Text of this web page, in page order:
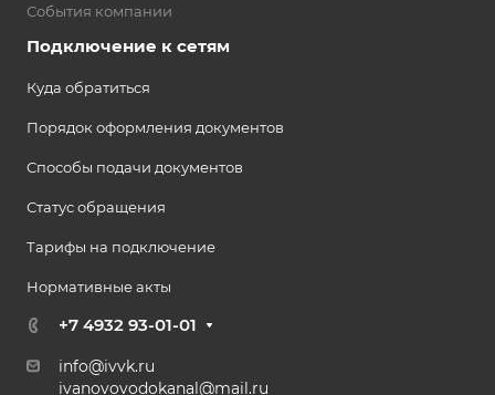
События компании
Подключение к сетям
Куда обратиться
Порядок оформления документов
Способы подачи документов
Статус обращения
Тарифы на подключение
Нормативные акты
+7 4932 93-01-01
info@ivvk.ru
ivanovovodokanal@mail.ru